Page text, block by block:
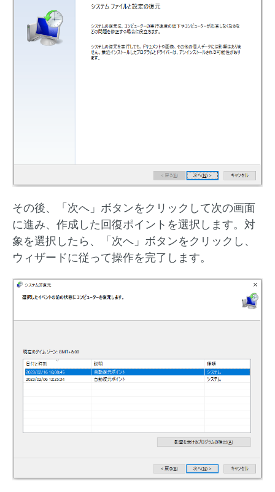
その後、「次へ」ボタンをクリックして次の画面
に進み、作成した回復ポイントを選択します。対
象を選択したら、「次へ」ボタンをクリックし、
ウィザードに従って操作を完了します。